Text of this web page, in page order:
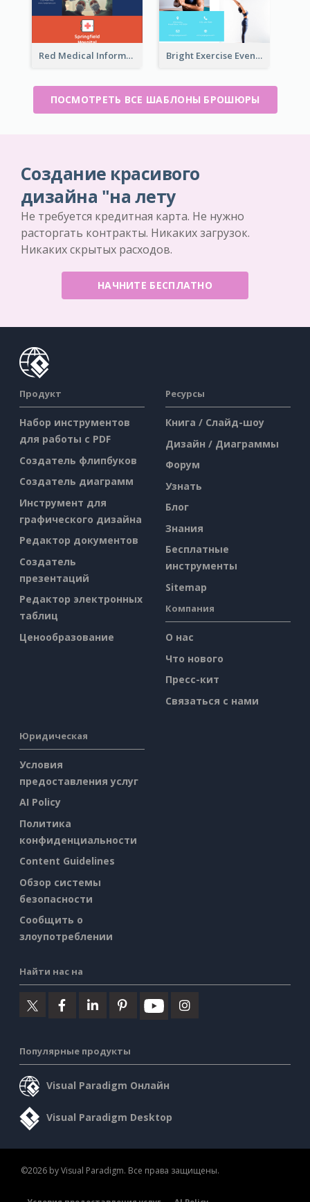
Red Medical Informational Tri Fold Brochure Bright Exercise Event Program Brochure
ПОСМОТРЕТЬ ВСЕ ШАБЛОНЫ БРОШЮРЫ
Создание красивого
дизайна "на лету
Не требуется кредитная карта. Не нужно
расторгать контракты. Никаких загрузок.
Никаких скрытых расходов.
НАЧНИТЕ БЕСПЛАТНО
Продукт
Набор инструментов
для работы с PDF
Создатель флипбуков
Создатель диаграмм
Инструмент для
графического дизайна
Редактор документов
Создатель
презентаций
Редактор электронных
таблиц
Ценообразование
Ресурсы
Книга / Слайд-шоу
Дизайн / Диаграммы
Форум
Узнать
Блог
Знания
Бесплатные
инструменты
Sitemap
Компания
О нас
Что нового
Пресс-кит
Связаться с нами
Юридическая
Условия
предоставления услуг
AI Policy
Политика
конфиденциальности
Content Guidelines
Обзор системы
безопасности
Сообщить о
злоупотреблении
Найти нас на
Популярные продукты
Visual Paradigm Онлайн
Visual Paradigm Desktop
©2026 by Visual Paradigm. Все права защищены.